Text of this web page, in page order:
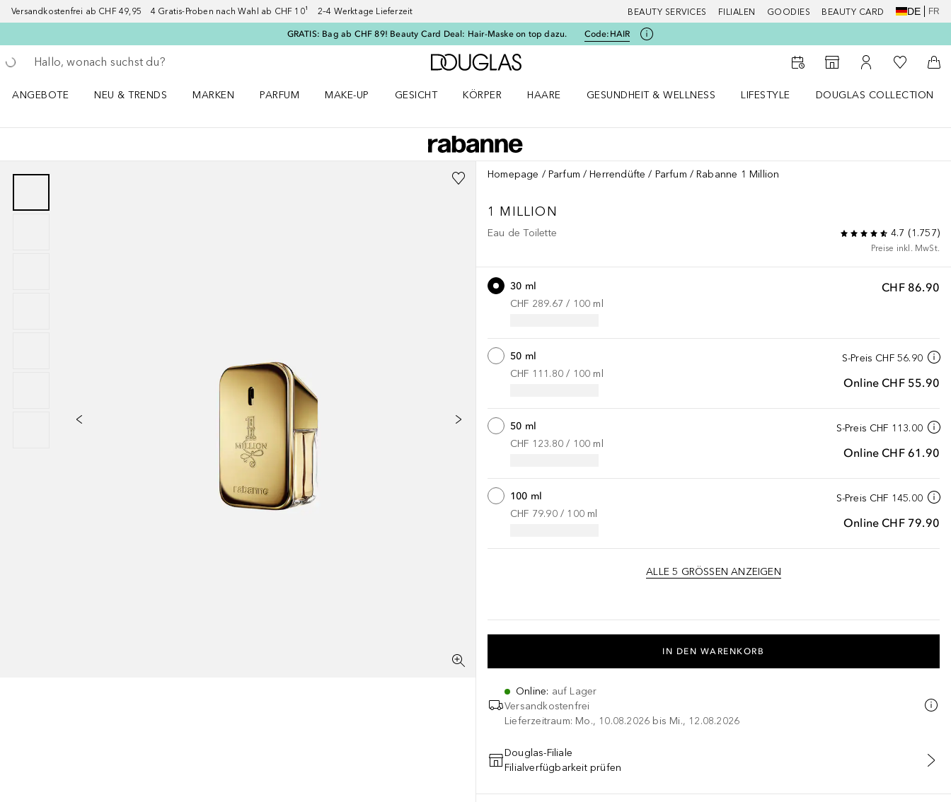
Versandkostenfrei ab CHF 49,95 4 Gratis-Proben nach Wahl ab CHF 10¹ 2–4 Werktage Lieferzeit BEAUTY SERVICES FILIALEN GOODIES BEAUTY CARD DE FR
GRATIS: Bag ab CHF 89! Beauty Card Deal: Hair-Maske on top dazu. Code: HAIR
Gehe zurück
Suche ausführen
Zur Douglas Startseite
Zum Storefinder
Zu Meinem
Zu Meiner
ANGEBOTE
NEU & TRENDS
MARKEN
PARFUM
MAKE-UP
GESICHT
KÖRPER
HAARE
GESUNDHEIT & WELLNESS
LIFESTYLE
DOUGLAS COLLECTION
Homepage Parfum Herrendüfte Parfum Rabanne 1 Million
1 MILLION
Eau de Toilette 4.7 (1.757)
Preise inkl. MwSt.
CHF 86.90
30 ml
CHF 289.67 / 100 ml
S-Preis CHF 56.90
Online CHF 55.90
50 ml
CHF 111.80 / 100 ml
S-Preis CHF 113.00
Online CHF 61.90
50 ml
CHF 123.80 / 100 ml
S-Preis CHF 145.00
Online CHF 79.90
100 ml
CHF 79.90 / 100 ml
ALLE 5 GRÖSSEN ANZEIGEN
IN DEN WARENKORB
Online: auf Lager
Versandkostenfrei
Lieferzeitraum: Mo., 10.08.2026 bis Mi., 12.08.2026
Douglas-Filiale
Filialverfügbarkeit prüfen